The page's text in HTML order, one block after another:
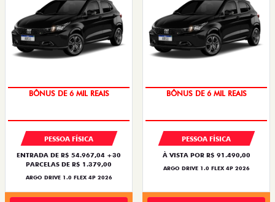
BÔNUS DE 6 MIL REAIS
PESSOA FÍSICA
ENTRADA DE R$ 54.967,04 +30
PARCELAS DE R$ 1.379,00
ARGO DRIVE 1.0 FLEX 4P 2026
BÔNUS DE 6 MIL REAIS
PESSOA FÍSICA
À VISTA POR R$ 91.490,00
ARGO DRIVE 1.0 FLEX 4P 2026